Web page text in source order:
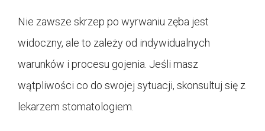
Nie zawsze skrzep po wyrwaniu zęba jest
widoczny, ale to zależy od indywidualnych
warunków i procesu gojenia. Jeśli masz
wątpliwości co do swojej sytuacji, skonsultuj się z
lekarzem stomatologiem.